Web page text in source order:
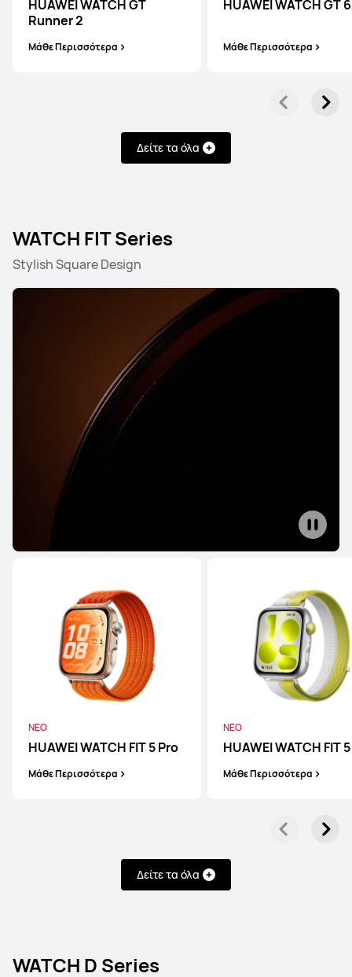
HUAWEI WATCH GT
Runner 2
Μάθε Περισσότερα
HUAWEI WATCH GT
Μάθε Περισσότερα
Δείτε τα όλα
WATCH FIT Series
Stylish Square Design
ΝΕΟ
HUAWEI WATCH FIT 5 Pro
Μάθε Περισσότερα
ΝΕΟ
HUAWEI WATCH FIT 5
Μάθε Περισσότερα
Δείτε τα όλα
WATCH D Series
HUAWEI WATCH ULTIMATE DESIGN
Μάθε Περισσότερα
WATCH Series
WATCH GT Series
HUAWEI WATCH GT Runner 2
Μάθε Περισσότερα